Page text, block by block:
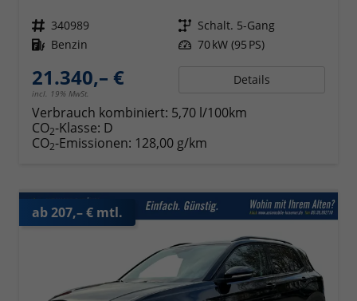
Fahrzeugnr. 340989 Getriebe Schalt. 5-Gang
Kraftstoff Benzin Leistung 70 kW (95 PS)
21.340,– €
incl. 19% MwSt.
Details
Verbrauch kombiniert: 5,70 l/100km
CO2-Klasse: D
CO2-Emissionen: 128,00 g/km
ab 207,– € mtl.